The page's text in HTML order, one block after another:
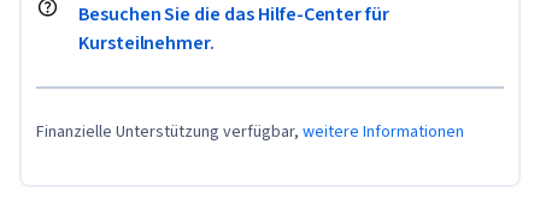
Besuchen Sie die das Hilfe-Center für
Kursteilnehmer.
Finanzielle Unterstützung verfügbar, weitere Informationen